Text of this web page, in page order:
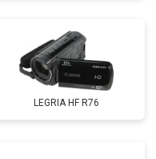
LEGRIA HF R76